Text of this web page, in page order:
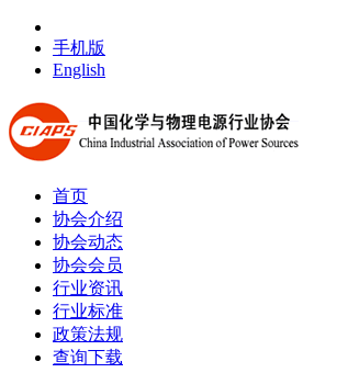
手机版
English
首页
协会介绍
协会动态
协会会员
行业资讯
行业标准
政策法规
查询下载